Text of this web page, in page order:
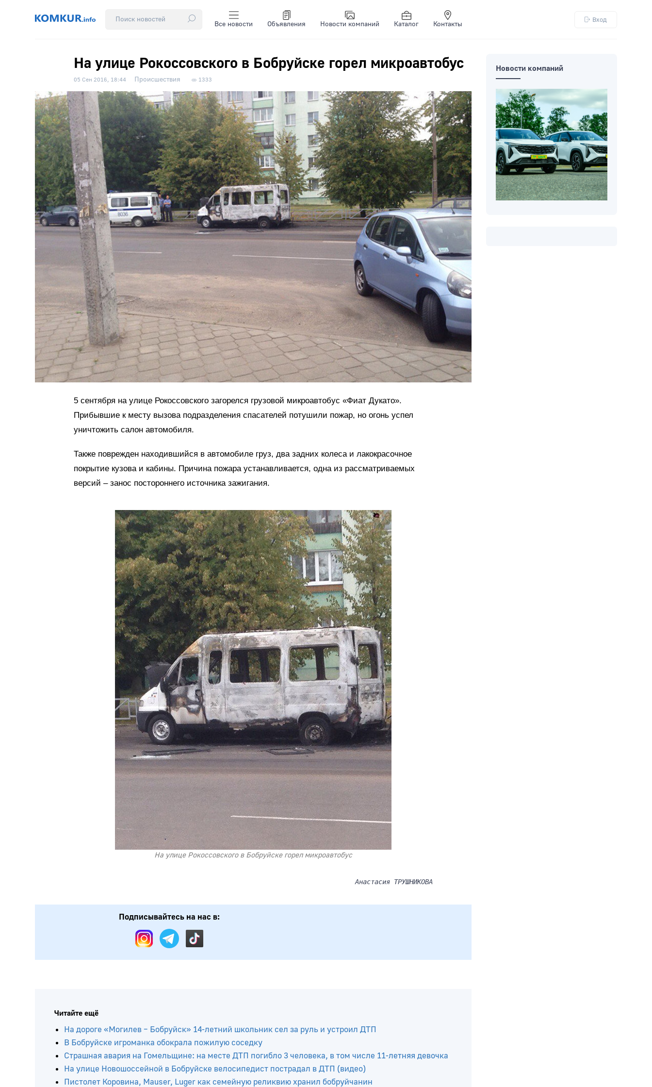
Все новости Объявления Новости компаний Каталог Контакты
Вход
На улице Рокоссовского в Бобруйске горел микроавтобус
05 Сен 2016, 18:44 Происшествия 1333
5 сентября на улице Рокоссовского загорелся грузовой микроавтобус «Фиат Дукато».
Прибывшие к месту вызова подразделения спасателей потушили пожар, но огонь успел
уничтожить салон автомобиля.
Также поврежден находившийся в автомобиле груз, два задних колеса и лакокрасочное
покрытие кузова и кабины. Причина пожара устанавливается, одна из рассматриваемых
версий – занос постороннего источника зажигания.
На улице Рокоссовского в Бобруйске горел микроавтобус
Анастасия ТРУШНИКОВА
Подписывайтесь на нас в:
Читайте ещё
На дороге «Могилев – Бобруйск» 14-летний школьник сел за руль и устроил ДТП
В Бобруйске игроманка обокрала пожилую соседку
Новости компаний